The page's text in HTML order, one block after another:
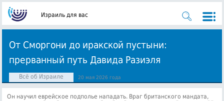
Израиль для вас
От Сморгони до иракской пустыни:
прерванный путь Давида Разиэля
Всё об Израиле 20 мая 2026 года
Он научил еврейское подполье нападать. Враг британского мандата,